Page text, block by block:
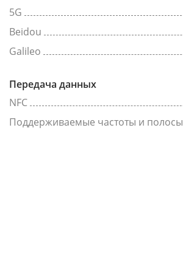
5G
Beidou
Galileo
Передача данных
NFC
Поддерживаемые частоты и полосы